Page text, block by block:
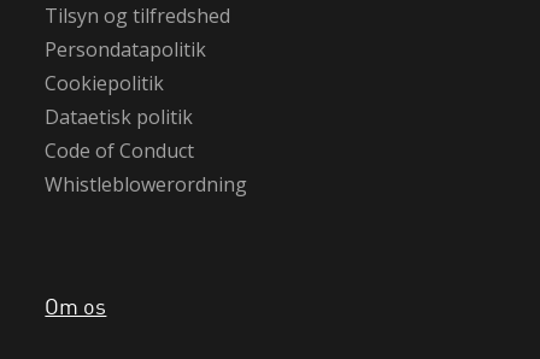
Tilsyn og tilfredshed
Persondatapolitik
Cookiepolitik
Dataetisk politik
Code of Conduct
Whistleblowerordning
Om os